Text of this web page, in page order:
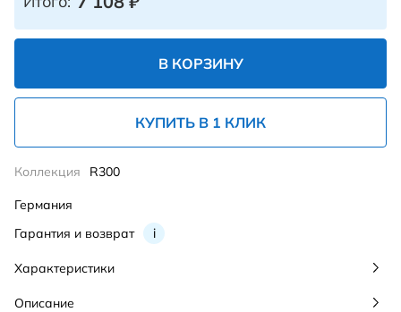
В КОРЗИНУ
КУПИТЬ В 1 КЛИК
Гарантия и возврат i
Коллекция R300
Германия
Характеристики
Описание